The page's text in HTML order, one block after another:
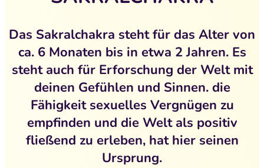
Das Sakralchakra steht für das Alter von
ca. 6 Monaten bis in etwa 2 Jahren. Es
steht auch für Erforschung der Welt mit
deinen Gefühlen und Sinnen. die
Fähigkeit sexuelles Vergnügen zu
empfinden und die Welt als positiv
fließend zu erleben, hat hier seinen
Ursprung.